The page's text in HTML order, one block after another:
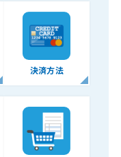
決済方法